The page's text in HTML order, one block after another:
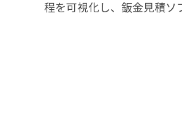
程を可視化し、鈑金見積ソ